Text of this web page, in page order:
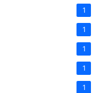
1
1
1
1
1